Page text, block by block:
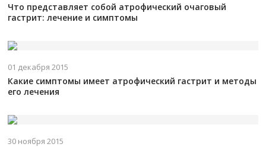
Что представляет собой атрофический очаговый
гастрит: лечение и симптомы
01 декабря 2015
Какие симптомы имеет атрофический гастрит и методы
его лечения
30 ноября 2015